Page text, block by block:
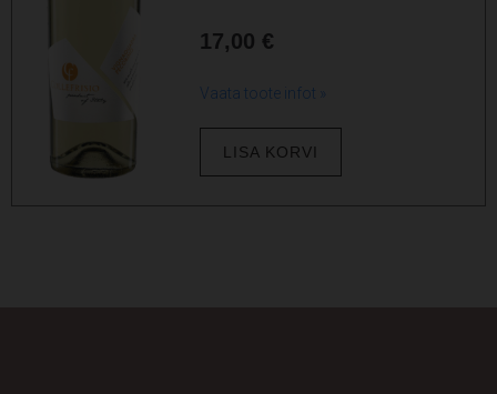
17,00 €
Vaata toote infot »
LISA KORVI